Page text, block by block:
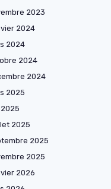
2023
2024
2024
2024
2024
2025
2025
2025
2025
2025
2026